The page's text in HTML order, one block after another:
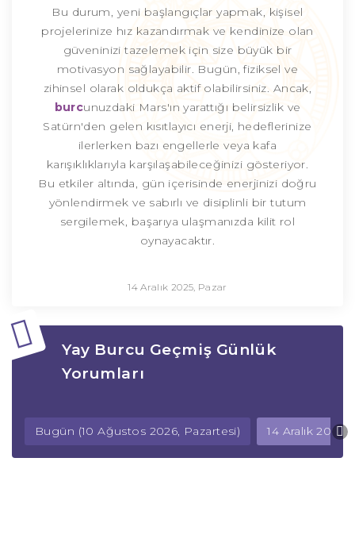
Bu durum, yeni başlangıçlar yapmak, kişisel
projelerinize hız kazandırmak ve kendinize olan
güveninizi tazelemek için size büyük bir
motivasyon sağlayabilir. Bugün, fiziksel ve
zihinsel olarak oldukça aktif olabilirsiniz. Ancak,
burcunuzdaki Mars'ın yarattığı belirsizlik ve
Satürn'den gelen kısıtlayıcı enerji, hedeflerinize
ilerlerken bazı engellerle veya kafa
karışıklıklarıyla karşılaşabileceğinizi gösteriyor.
Bu etkiler altında, gün içerisinde enerjinizi doğru
yönlendirmek ve sabırlı ve disiplinli bir tutum
sergilemek, başarıya ulaşmanızda kilit rol
oynayacaktır.
14 Aralık 2025, Pazar
Yay Burcu Geçmiş Günlük
Yorumları
Bugün (10 Ağustos 2026, Pazartesi) 14 Aralık 2025,